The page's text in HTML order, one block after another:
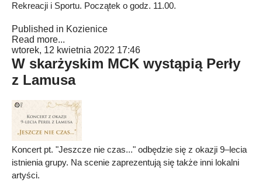
Rekreacji i Sportu. Początek o godz. 11.00.
Published in Kozienice
Read more...
wtorek, 12 kwietnia 2022 17:46
W skarżyskim MCK wystąpią Perły
z Lamusa
Koncert pt. "Jeszcze nie czas..." odbędzie się z okazji 9–lecia
istnienia grupy. Na scenie zaprezentują się także inni lokalni
artyści.